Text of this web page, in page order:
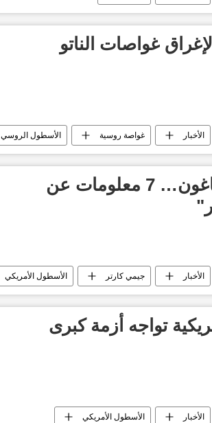
غواصات الناتو
الأخبار غواصة روسية الأسطول الروسي
أخطر جواسيس البنتاغون… 7 معلومات عن
الأخبار جيمي كارتر الأسطول الأمريكي
تواجه أزمة كبرى
الأخبار الأسطول الأمريكي